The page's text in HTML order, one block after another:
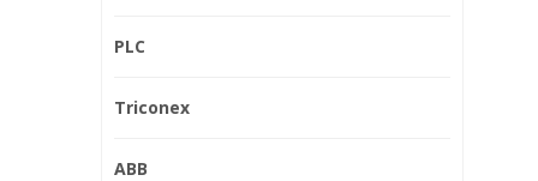
PLC
Triconex
ABB